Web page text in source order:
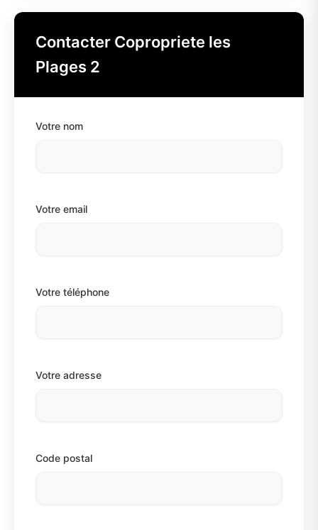
Contacter Copropriete les
Plages 2
Votre nom
Votre email
Votre téléphone
Votre adresse
Code postal